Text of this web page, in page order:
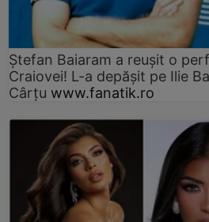
Ștefan Baiaram a reușit o
Craiovei! L-a depășit pe Ilie
Cârțu www.fanatik.ro